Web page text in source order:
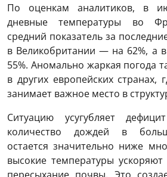
По оценкам аналитиков, в
дневные температуры во
средний показатель за
в Великобритании — на 62%, а
55%. Аномально жаркая погода
в других европейских странах,
занимает важное место в
Ситуацию усугубляет
количество дождей в
остается значительно ниже
высокие температуры